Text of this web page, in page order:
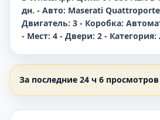
дн. - Авто: Maserati Quattroporte
Двигатель: 3 - Коробка:
- Мест: 4 - Двери: 2 -
За последние 24 ч 6 просмотров